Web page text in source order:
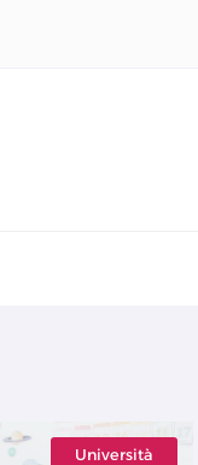
Università